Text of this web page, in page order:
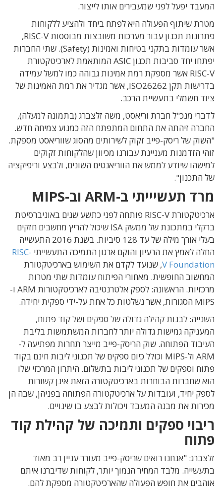
המעבד יפעל לפני שמעבירים אותו לייצור.
מטרת שיתוף הפעולה היא לפתח ביחד ולהציע ללקוחות
פתרונות תכנון עבור מערכות משובצות מבוססות RISC-V,
אשר עומדות בתקני בטיחות ואמינות (Safety). שתי החברות
יפתחו יחד סביבות תכנון ASIC המותאמת לארכיטקטורת
RISC-V אשר מספקת רמת אמינות גבוהה כמו למשל עמידה
בדרישות תקן ISO26262, אשר מגדיר את רמת האמינות של
ציוד חשמלי בתעשיית הרכב.
לדברי מנכ"ל חברת וריאסט, משה זלצברג (בתמונה למעלה),
החברה זיהתה את התחום המתפתח הזה כמנוע צמיחה חדש.
"השוק של ריסק-פייב זקוק לשירותים מהסוג שווריאסט מספקת.
זוהי הזדמנות מעניינת עבורנו מכיוון שהלקוחות זקוקים
למישהו שיודע לממש את הווריאנטים השונים, ולבצע וריפיקציה
של התכנון".
מרד תעשיייתי ב-ARM וב-MIPS
ארכיטקטורת RISC-V פותחה לפני כתשע שנים באוניברסיטת
ברקלי במתכונת של ממשק ISA שיכול להריץ מחשבים חזקים
בעלי אורך מילה של עד 128 סיביות. בשנת 2016 התעשייה
החלה לאמץ את הרעיון והוקם ארגון התמיכה התעשייתי RISC-
V Foundation, שנועד לקדם את השימוש בארכיטקטורת
המחשוב החופשית. מאחורי הפיתוח עומדות שתי מטרות
מרכזיות. הראשונה: לספק אלטרנטיבה לארכיטקטורות ARM ו-
MIPS הסגורות, אשר נשלטות כל אחת על-ידי ספקית יחידה.
השנייה: לבנות קהילה גדולה של ספקים ושל קוד פתוח,
המעניקה גמישות גדולה יותר לחברות המשתמשות בליבת
העיבוד הפתוחה. שוק הריסק-פייב מייצר תחרות מפתיעה ל-
ARM ול-MIPS וכולל כיום ספקים של תכנוני ליבות חינם בקוד
פתוח וספקים של תכנוני ליבות בתשלום. היתרון המרכזי שלו
הוא שחברות הבוחרות בארכיטקטורה הזאת אינן קשורות
לספק יחיד, ועובדות על ארכיטקטורה הפתוחה בפניהן, שבה הן
מכירות את מבנה המעבד ויכולות לבצע בו שינויים.
ריבוי ספקים ותמיכה של קהילת קוד
פתוח
זלצברג: "אנחנו רואים שריסק-פייב מעורר עניין רב מאוד
בתעשייה. מלבד המחיר הנמוך יותר, לקוחות שדיברנו איתם
אוהבים את חופש הפעולה שהארכיטקטורה מספקת להם.